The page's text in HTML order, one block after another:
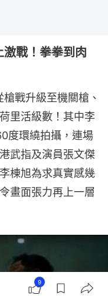
戰！拳拳到肉
戰升級至機關槍、
里活級數！其中李
度環繞拍攝，連場
武指及演員張文傑
棟旭為求真實感幾
畫面張力再上一層
9